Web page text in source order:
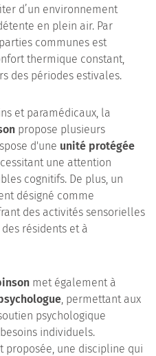
d’un environnement
en plein air. Par
communes est
thermique constant,
des périodes estivales.
et paramédicaux, la
propose plusieurs
d'une unité protégée
une attention
cognitifs. De plus, un
désigné comme
des activités sensorielles
résidents et à
met également à
, permettant aux
psychologique
individuels.
proposée, une discipline qui